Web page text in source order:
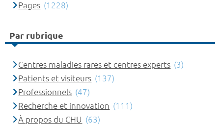
Pages (1228)
Par rubrique
Centres maladies rares et centres experts (3)
Patients et visiteurs (137)
Professionnels (47)
Recherche et innovation (111)
À propos du CHU (63)